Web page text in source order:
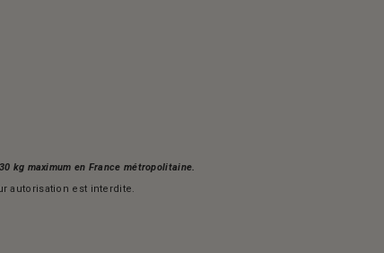
kg maximum en France métropolitaine.
autorisation est interdite.